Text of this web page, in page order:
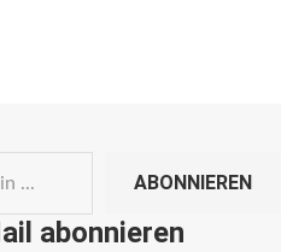
ABONNIEREN
abonnieren